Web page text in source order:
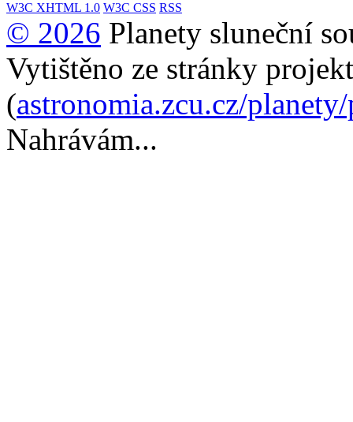
W3C XHTML 1.0 W3C CSS RSS
© 2026 Planety sluneční
Vytištěno ze stránky
(astronomia.zcu.cz/
Nahrávám...